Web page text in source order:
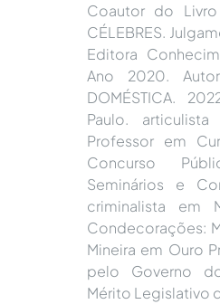
Coautor do Livro
CÉLEBRES.
Editora
Ano 2020.
DOMÉSTICA.
Paulo. articulista
Professor em
Concurso
Seminários e
criminalista em
Condecorações:
Mineira em Ouro
pelo Governo
Mérito Legislativo